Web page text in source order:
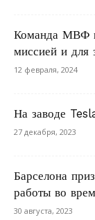
Команда МВФ
миссией и для
12 февраля, 2024
На заводе
27 декабря, 2023
Барселона
работы во
30 августа, 2023